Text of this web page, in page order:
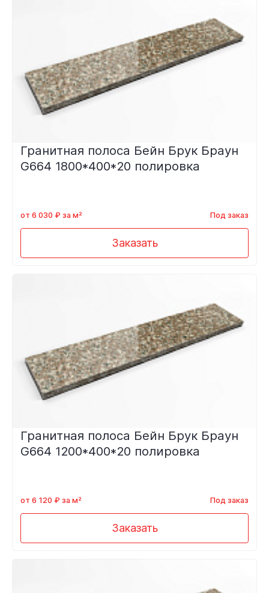
Гранитная полоса Бейн Брук Браун
G664 1800*400*20 полировка
от 6 030 ₽ за м² Под заказ
Заказать
Гранитная полоса Бейн Брук Браун
G664 1200*400*20 полировка
от 6 120 ₽ за м² Под заказ
Заказать